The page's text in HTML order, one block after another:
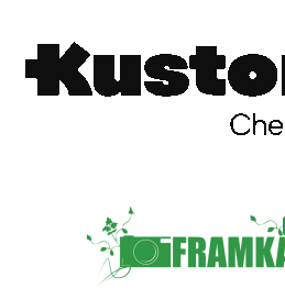
Fotokurs
Framkallning – Analogt